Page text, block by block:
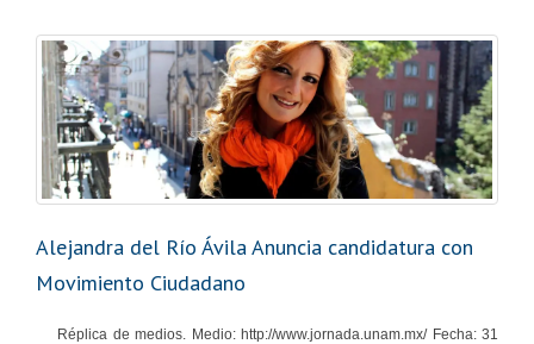
Alejandra del Río Ávila Anuncia candidatura con
Movimiento Ciudadano
Réplica de medios. Medio: http://www.jornada.unam.mx/ Fecha: 31